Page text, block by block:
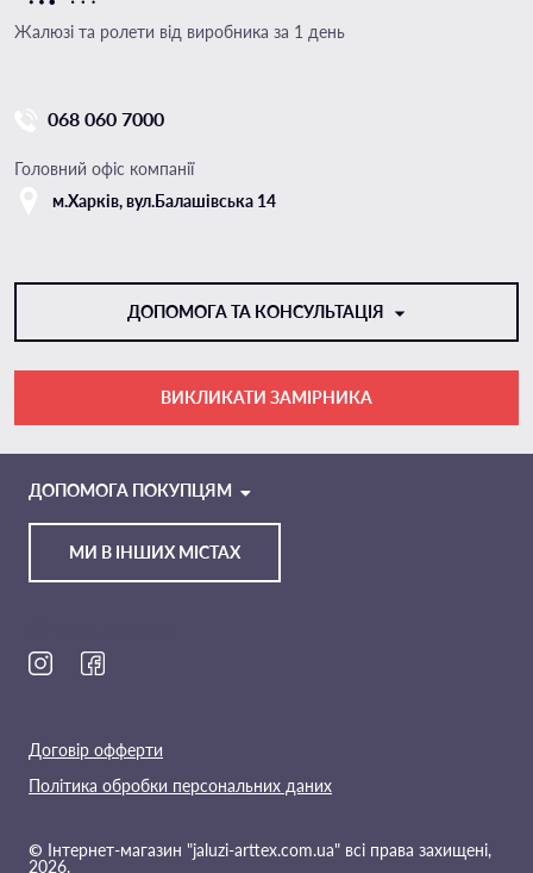
Жалюзі та ролети від виробника за 1 день
068 060 7000
Головний офіс компанії
м.Харкiв, вул.Балашівська 14
ДОПОМОГА ТА КОНСУЛЬТАЦІЯ
TELEGRAM
ВИКЛИКАТИ ЗАМІРНИКА
МИ В ІНШИХ МІСТАХ
ДОПОМОГА ПОКУПЦЯМ
© Інтернет-магазин "jaluzi-arttex.com.ua" всі права захищені,
2026.
Договір офферти
Політика обробки персональних даних